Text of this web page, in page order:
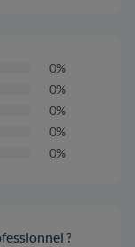
0%
0%
0%
0%
0%
?